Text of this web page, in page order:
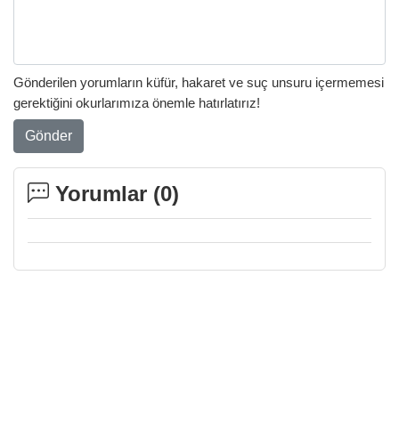
Gönderilen yorumların küfür, hakaret ve suç unsuru içermemesi
gerektiğini okurlarımıza önemle hatırlatırız!
Gönder
Yorumlar (0)